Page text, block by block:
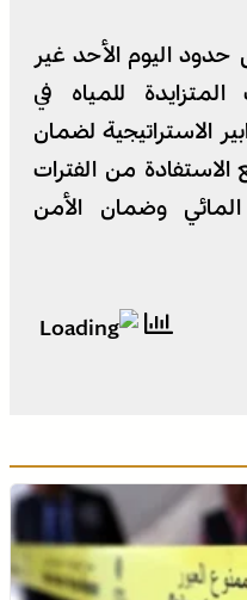
حدود اليوم الأحد غير
للمياه في
الاستراتيجية لضمان
الاستفادة من الفترات
وضمان الأمن